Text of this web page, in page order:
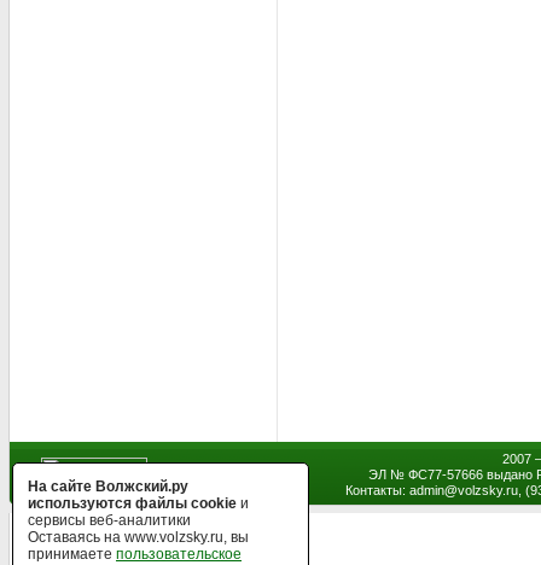
2007
ЭЛ № ФС77-57666 выдано
Контакты: admin@volzsky.ru,
На сайте Волжский.ру
используются файлы cookie и
сервисы веб-аналитики
Оставаясь на www.volzsky.ru, вы
принимаете пользовательское